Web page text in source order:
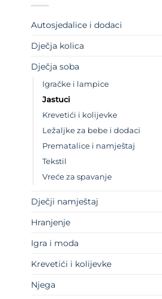
Autosjedalice i dodaci
Dječja kolica
Dječja soba
Igračke i lampice
Jastuci
Krevetići i kolijevke
Ležaljke za bebe i dodaci
Prematalice i namještaj
Tekstil
Vreće za spavanje
Dječji namještaj
Hranjenje
Igra i moda
Krevetići i kolijevke
Njega